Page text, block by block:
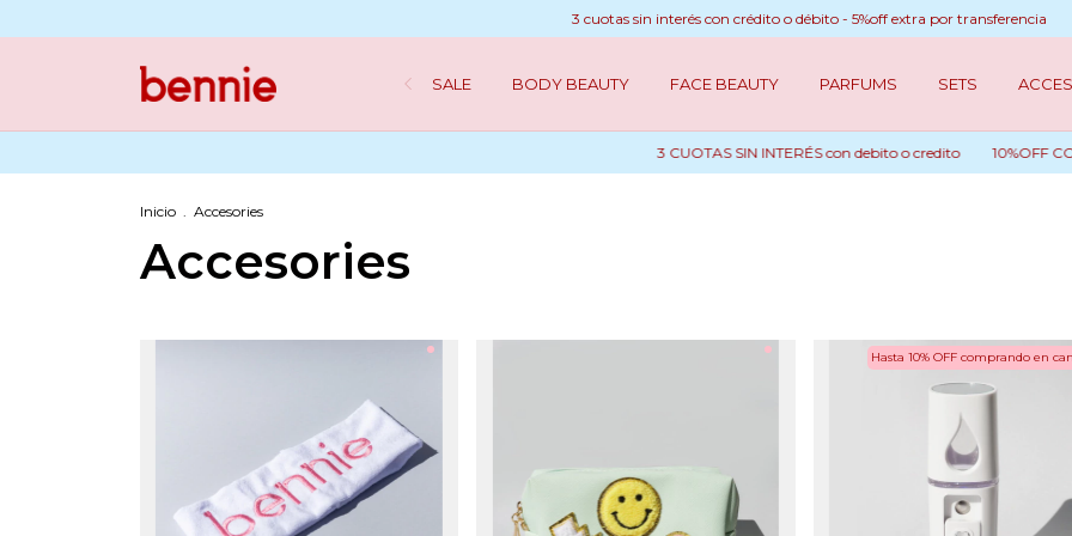
3 cuotas sin interés con crédito o débito - 5%off extra por transferencia
SALE BODY BEAUTY FACE BEAUTY PARFUMS SETS
3 CUOTAS SIN INTERÉS con debito o credito 10%OFF CON
Inicio . Accesories
Accesories
Hasta 10% OFF comprando en